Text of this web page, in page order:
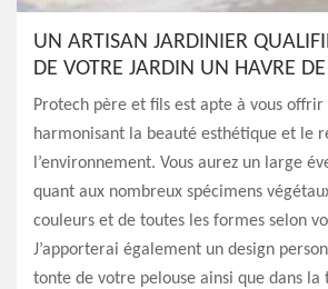
UN ARTISAN JARDINIER
DE VOTRE JARDIN UN HAVRE
Protech père et fils est apte à vous
harmonisant la beauté esthétique et le
l’environnement. Vous aurez un large
quant aux nombreux spécimens
couleurs et de toutes les formes selon
J’apporterai également un design
tonte de votre pelouse ainsi que dans la